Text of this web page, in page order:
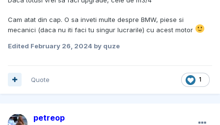
Cam atat din cap. O sa inveti multe despre BMW, piese si
mecanici (daca nu iti faci tu singur lucrarile) cu acest motor
Edited February 26, 2024 by quze
1
Quote
petreop